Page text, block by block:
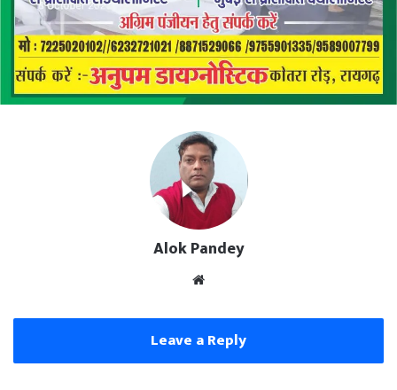
Alok Pandey
Leave a Reply